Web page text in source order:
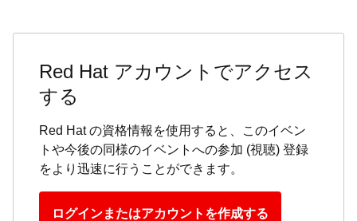
Red Hat アカウントでアクセス
する
Red Hat の資格情報を使用すると、このイベン
トや今後の同様のイベントへの参加 (視聴) 登録
をより迅速に行うことができます。
ログインまたはアカウントを作成する